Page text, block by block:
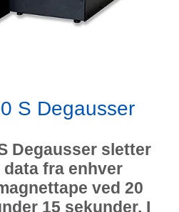
S Degausser
Degausser sletter
fra enhver
ved 20
15 sekunder. I